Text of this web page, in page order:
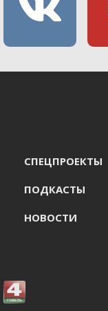
СПЕЦПРОЕКТЫ
ПОДКАСТЫ
НОВОСТИ